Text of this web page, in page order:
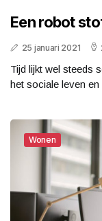
Een robot
25 januari 2021
Tijd lijkt wel steeds
het sociale leven en
Wonen